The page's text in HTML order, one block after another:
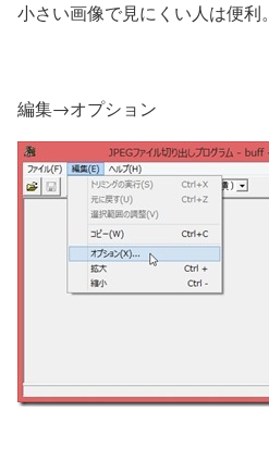
小さい画像で見にくい人は便利。
編集→オプション